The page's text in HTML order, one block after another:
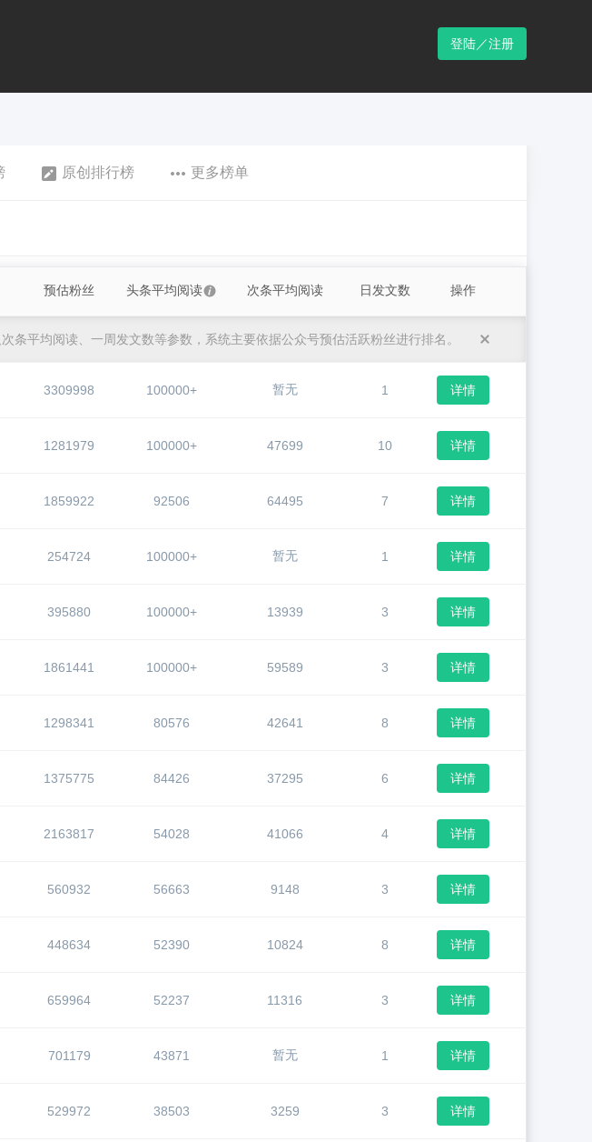
登陆／注册
原创排行榜 更多榜单
预估粉丝 头条平均阅读 次条平均阅读 日发文数 操作
条平均阅读、一周发文数等参数，系统主要依据公众号预估活跃粉丝进行排名。
3309998 100000+ 暂无 1 详情
1281979 100000+ 47699 10 详情
1859922 92506 64495 7 详情
254724 100000+ 暂无 1 详情
395880 100000+ 13939 3 详情
1861441 100000+ 59589 3 详情
1298341 80576 42641 8 详情
1375775 84426 37295 6 详情
2163817 54028 41066 4 详情
560932 56663 9148 3 详情
448634 52390 10824 8 详情
659964 52237 11316 3 详情
701179 43871 暂无 1 详情
529972 38503 3259 3 详情